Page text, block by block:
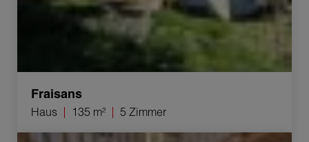
Fraisans
Haus 135 m² 5 Zimmer